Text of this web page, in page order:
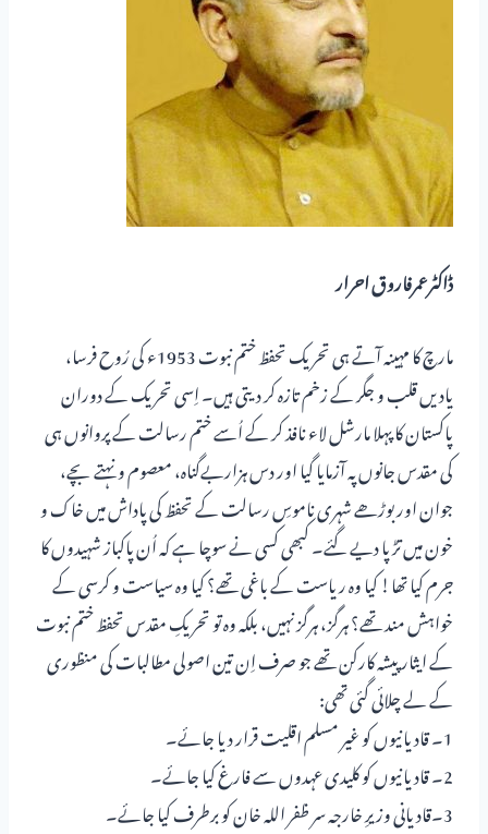
ڈاکٹرعمرفاروق احرار
مارچ کا مہینہ آتے ہی تحریک تحفظ ختم نبوت 1953ء کی رُوح فرسا،
یادیں قلب و جگر کے زخم تازہ کر دیتی ہیں۔ اِسی تحریک کے دوران
پاکستان کا پہلا مارشل لاء نافذ کر کے اُسے ختم رسالت کے پروانوں ہی
کی مقدس جانوں پہ آزمایا گیا اور دس ہزاربےگناہ، معصوم و نہتے بچے،
جوان اور بوڑھے شہری ناموسِ رسالت کے تحفظ کی پاداش میں خاک و
خون میں تڑپا دیے گئے۔ کبھی کسی نے سوچا ہے کہ اُن پاکباز شہیدوں کا
جرم کیا تھا! کیا وہ ریاست کے باغی تھے؟ کیا وہ سیاست و کرسی کے
خواہش مند تھے؟ ہرگز، ہرگز نہیں، بلکہ وہ تو تحریکِ مقدس تحفظ ختم نبوت
کے ایثار پیشہ کارکن تھے جو صرف اِن تین اصولی مطالبات کی منظوری
کے لے چلائی گئی تھی:
1۔ قادیانیوں کو غیر مسلم اقلیت قرار دیا جائے۔
2۔ قادیانیوں کو کلیدی عہدوں سے فارغ کیا جائے۔
3۔قادیانی وزیرِ خارجہ سر ظفر اللہ خان کو برطرف کیا جائے۔